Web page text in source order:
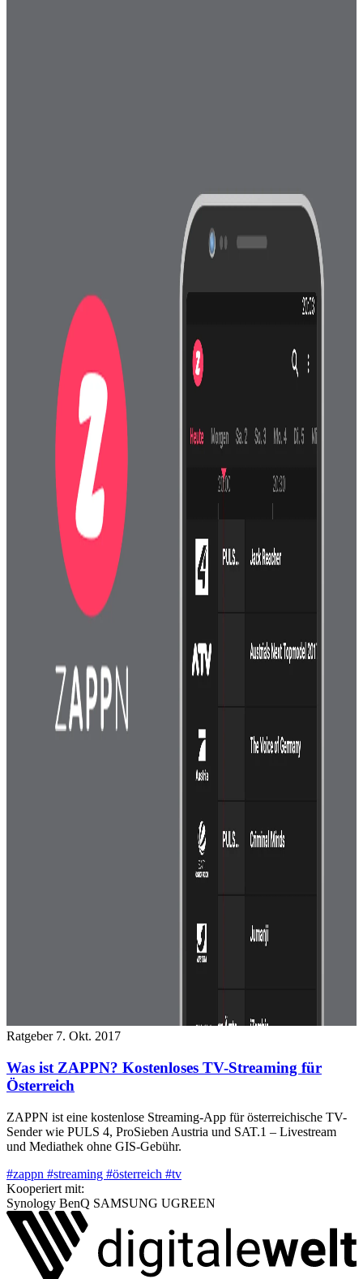
Ratgeber 7. Okt. 2017
Was ist ZAPPN? Kostenloses TV-Streaming für
Österreich
ZAPPN ist eine kostenlose Streaming-App für österreichische TV-
Sender wie PULS 4, ProSieben Austria und SAT.1 – Livestream
und Mediathek ohne GIS-Gebühr.
#zappn #streaming #österreich #tv
Kooperiert mit:
Synology BenQ SAMSUNG UGREEN